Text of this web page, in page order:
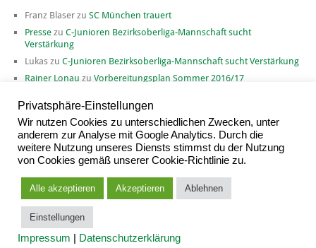
Franz Blaser zu SC München trauert
Presse zu C-Junioren Bezirksoberliga-Mannschaft sucht
Verstärkung
Lukas zu C-Junioren Bezirksoberliga-Mannschaft sucht Verstärkung
Rainer Lonau zu Vorbereitungsplan Sommer 2016/17
ARCHIV
Proudly powered by
Oben
Privatsphäre-Einstellungen
Wir nutzen Cookies zu unterschiedlichen Zwecken, unter
anderem zur Analyse mit Google Analytics. Durch die
weitere Nutzung unseres Diensts stimmst du der Nutzung
von Cookies gemäß unserer Cookie-Richtlinie zu.
Alle akzeptieren Akzeptieren Ablehnen
Einstellungen
Impressum Datenschutzerklärung